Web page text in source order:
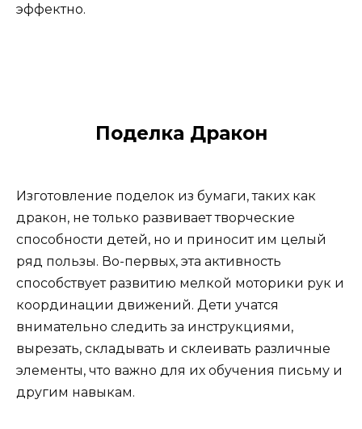
эффектно.
Поделка Дракон
Изготовление поделок из бумаги, таких как
дракон, не только развивает творческие
способности детей, но и приносит им целый
ряд пользы. Во-первых, эта активность
способствует развитию мелкой моторики рук и
координации движений. Дети учатся
внимательно следить за инструкциями,
вырезать, складывать и склеивать различные
элементы, что важно для их обучения письму и
другим навыкам.